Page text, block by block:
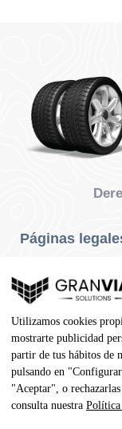
Páginas
Privacidad Y Cookies
Aviso Legal
Condiciones De
Contacto
Utilizamos cookies
mostrarte publicidad
partir de tus hábitos de
pulsando en
"Aceptar", o
consulta nuestra Política